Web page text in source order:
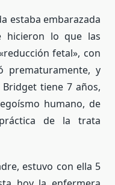
estaba embarazada
hicieron lo que las
fetal», con
prematuramente, y
tiene 7 años,
humano, de
de la trata
estuvo con ella 5